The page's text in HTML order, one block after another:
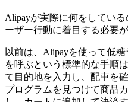
Alipayが実際に何をしてい
ーザー行動に着目する必要が
以前は、Alipayを使って低
を呼ぶという標準的な手順
て目的地を入力し、配車を
プログラムを見つけて商品